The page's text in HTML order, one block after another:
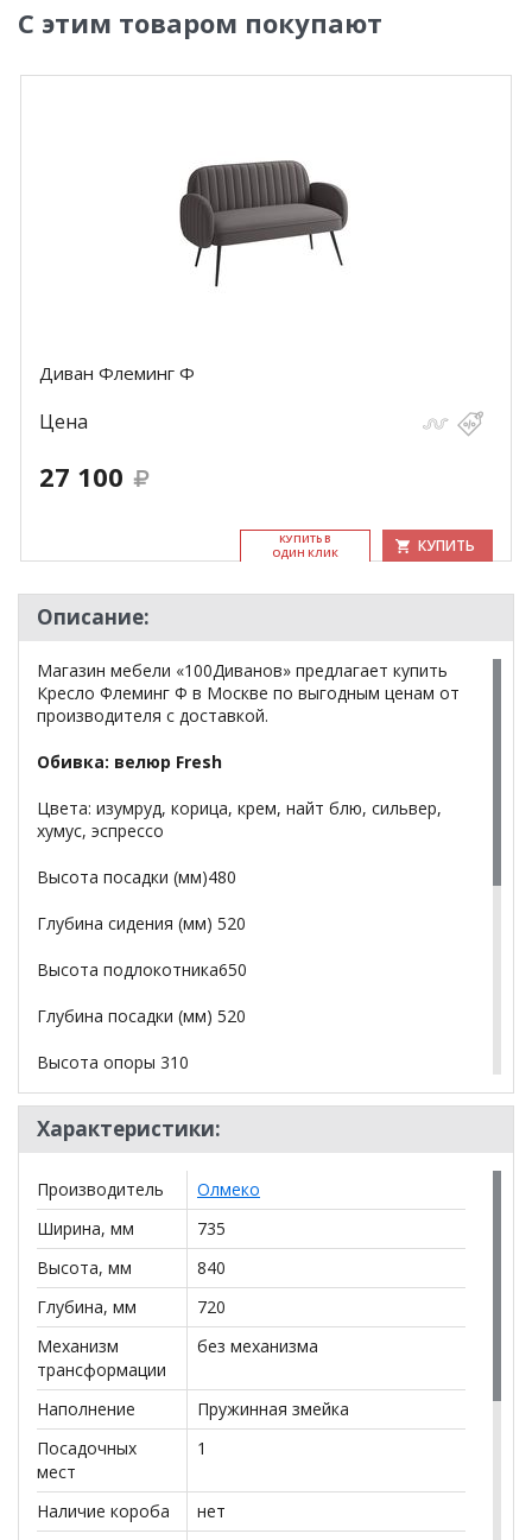
С этим товаром покупают
Диван Флеминг Ф
Цена
27 100
КУ­ПИТЬ В
ОДИН КЛИК
КУПИТЬ
Описание:
Магазин мебели «100Диванов» предлагает купить
Кресло Флеминг Ф в Москве по выгодным ценам от
производителя с доставкой.
Обивка: велюр Fresh
Цвета: изумруд, корица, крем, найт блю, сильвер,
хумус, эспрессо
Высота посадки (мм)480
Глубина сидения (мм) 520
Высота подлокотника650
Глубина посадки (мм) 520
Высота опоры 310
Вес, кг 21
Объем упакованного изделия, м3 0,155
*Дополнительную информацию о том, как купить
Кресло Флеминг Футочняйте у нашего менеджера
по телефону
+79292022735
**Цены на официальном сайте
действительны только для интернет-магазина
могут отличаться от цен в розничных магазинах-
салонах сети!
Характеристики:
Производитель
Олмеко
Ширина, мм
735
Высота, мм
840
Глубина, мм
720
Механизм
трансформации
без механизма
Наполнение
Пружинная змейка
Посадочных
мест
1
Наличие короба
нет